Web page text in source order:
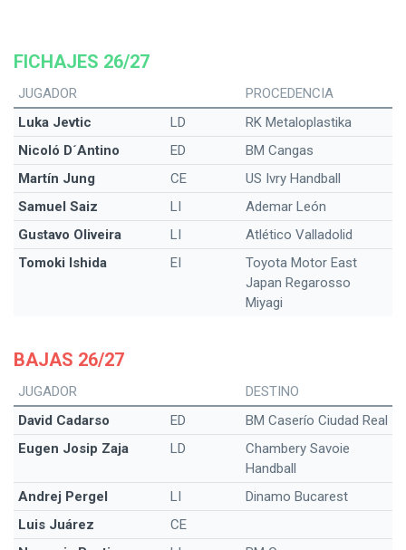
FICHAJES 26/27
JUGADOR
PROCEDENCIA
Luka Jevtic
LD
RK Metaloplastika
Nicoló D´Antino
ED
BM Cangas
Martín Jung
CE
US Ivry Handball
Samuel Saiz
LI
Ademar León
Gustavo Oliveira
LI
Atlético Valladolid
Tomoki Ishida
EI
Toyota Motor East
Japan Regarosso
Miyagi
BAJAS 26/27
JUGADOR
DESTINO
David Cadarso
ED
BM Caserío Ciudad Real
Eugen Josip Zaja
LD
Chambery Savoie
Handball
Andrej Pergel
LI
Dinamo Bucarest
Luis Juárez
CE